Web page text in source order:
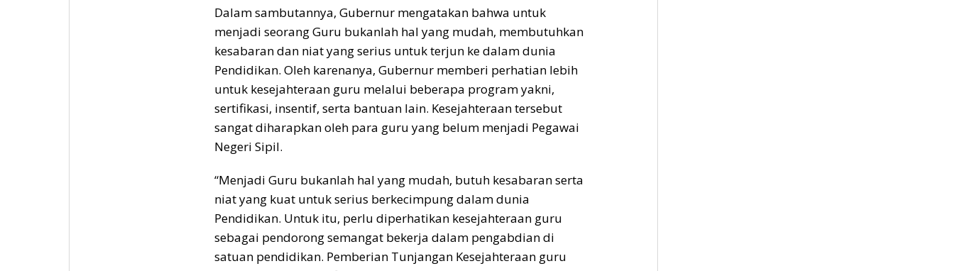
Dalam sambutannya, Gubernur mengatakan bahwa untuk
menjadi seorang Guru bukanlah hal yang mudah, membutuhkan
kesabaran dan niat yang serius untuk terjun ke dalam dunia
Pendidikan. Oleh karenanya, Gubernur memberi perhatian lebih
untuk kesejahteraan guru melalui beberapa program yakni,
sertifikasi, insentif, serta bantuan lain. Kesejahteraan tersebut
sangat diharapkan oleh para guru yang belum menjadi Pegawai
Negeri Sipil.
“Menjadi Guru bukanlah hal yang mudah, butuh kesabaran serta
niat yang kuat untuk serius berkecimpung dalam dunia
Pendidikan. Untuk itu, perlu diperhatikan kesejahteraan guru
sebagai pendorong semangat bekerja dalam pengabdian di
satuan pendidikan. Pemberian Tunjangan Kesejahteraan guru